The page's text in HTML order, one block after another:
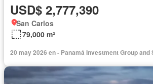
USD$ 2,777,390
San Carlos
79,000 m²
20 may 2026 en - Panamá Investment Group and